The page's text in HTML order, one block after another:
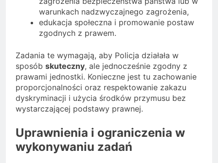
warunkach nadzwyczajnego zagrożenia,
edukacja społeczna i promowanie postaw
zgodnych z prawem.
Zadania te wymagają, aby Policja działała w
sposób skuteczny, ale jednocześnie zgodny z
prawami jednostki. Konieczne jest tu zachowanie
proporcjonalności oraz respektowanie zakazu
dyskryminacji i użycia środków przymusu bez
wystarczającej podstawy prawnej.
Uprawnienia i ograniczenia w
wykonywaniu zadań